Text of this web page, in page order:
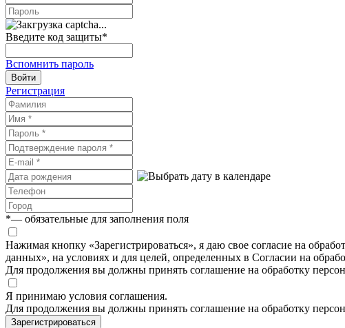
Введите код защиты*
Вспомнить пароль
Войти
Регистрация
*— обязательные для заполнения поля
Нажимая кнопку «Зарегистрироваться», я даю свое согласие на
данных», на условиях и для целей, определенных в Согласии на
Для продолжения вы должны принять соглашение на обработку
Я принимаю условия соглашения.
Для продолжения вы должны принять соглашение на обработку
Зарегистрироваться